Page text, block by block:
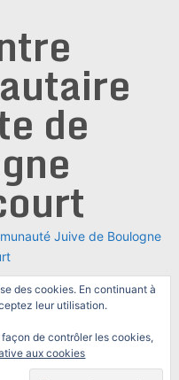
de
Juive de Boulogne
des cookies. En continuant à
leur utilisation.
de contrôler les cookies,
aux cookies